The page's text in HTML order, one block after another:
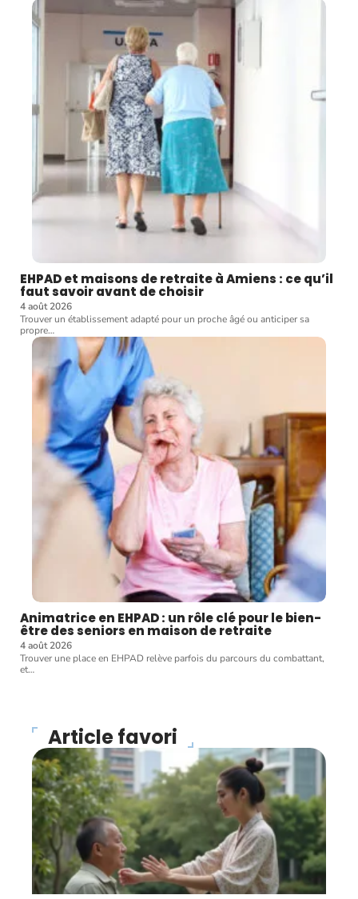
EHPAD et maisons de retraite à Amiens : ce qu’il
faut savoir avant de choisir
4 août 2026
Trouver un établissement adapté pour un proche âgé ou anticiper sa
propre…
Animatrice en EHPAD : un rôle clé pour le bien-
être des seniors en maison de retraite
4 août 2026
Trouver une place en EHPAD relève parfois du parcours du combattant,
et…
Article favori